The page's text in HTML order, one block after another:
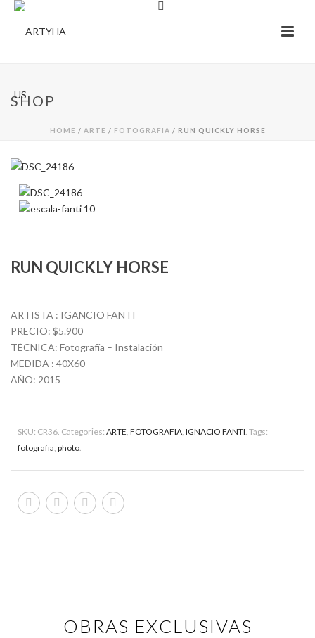
SHOP
HOME / ARTE / FOTOGRAFIA / RUN QUICKLY HORSE
RUN QUICKLY HORSE
ARTISTA : IGANCIO FANTI
PRECIO: $5.900
TÉCNICA: Fotografía – Instalación
MEDIDA : 40X60
AÑO: 2015
SKU: CR36. Categories: ARTE, FOTOGRAFIA, IGNACIO FANTI. Tags:
fotografia, photo.
OBRAS EXCLUSIVAS